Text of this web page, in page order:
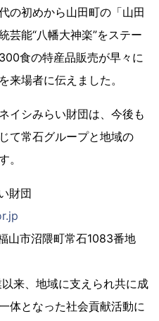
の初めから山田町の「山田
芸能“八幡大神楽”をステー
食の特産品販売が早々に
来場者に伝えました。
イシみらい財団は、今後も
て常石グループと地域の
。
財団
山市沼隈町常石1083番地
来、地域に支えられ共に成
体となった社会貢献活動に